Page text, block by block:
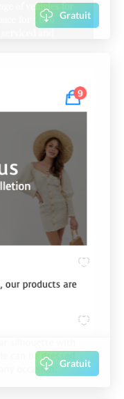
Gratuit
Gratuit